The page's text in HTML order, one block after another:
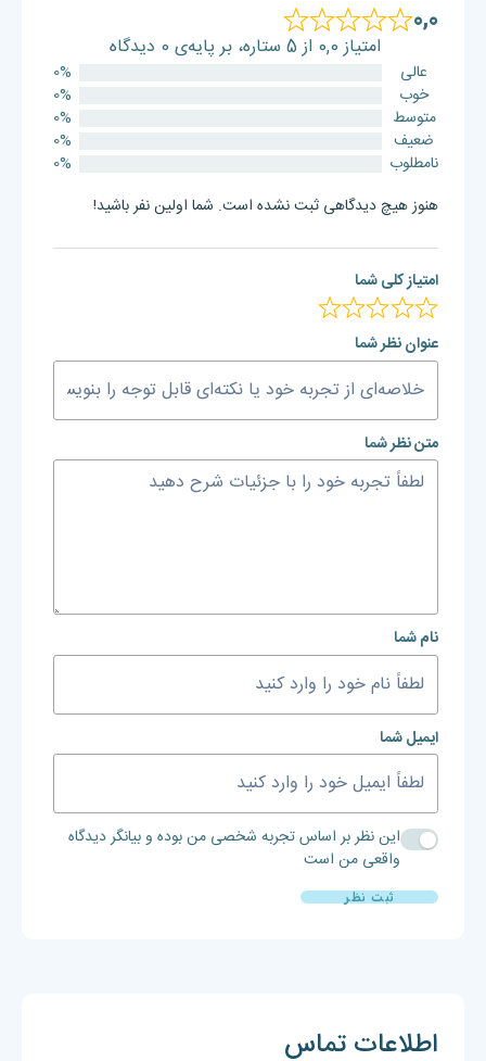
0,0
امتیاز 0,0 از 5 ستاره، بر پایه‌ی 0 دیدگاه
عالی
0%
خوب
0%
متوسط
0%
ضعیف
0%
نامطلوب
0%
هنوز هیچ دیدگاهی ثبت نشده است. شما اولین نفر باشید!
امتیاز کلی شما
عنوان نظر شما
متن نظر شما
نام شما
ایمیل شما
این نظر بر اساس تجربه شخصی من بوده و بیانگر دیدگاه
واقعی من است
ثبت نظر
اطلاعات تماس